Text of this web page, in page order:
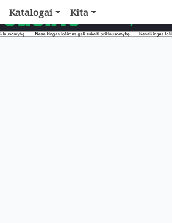
Katalogai Kita